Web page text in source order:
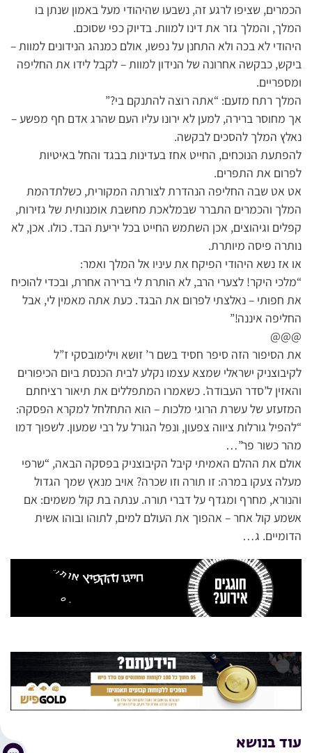
הכמרים, שציפו לרגע זה, נשבעו שהיהודי מעל באמון שנתן בו
המלך, והמלך גזר את דינו למוות. בדיוק כפי שסוכם.
היהודי לא בכה ולא התחנן על נפשו, אולם כמנהג הנידונים למוות –
ביקש, כבקשה אחרונה של הנידון למוות – לקבל לידו את החליפה
ומספריים.
המלך רתח מזעם: “אתה רוצה להתנקם בי?”
אך מחוסר ברירה, למען לא ירונו עליו העם שהרג אדם חף מפשע –
נאלץ המלך להסכים לבקשה.
להפתעת הנוכחים, החייט אחז בעדינות בבגד והחל באיטיות
לפרום את התפרים.
אט אט שבה החליפה הנהדרת לצורתה המקורית, כשלתדהמת
המלך והכמרים התברר שבמלאכת מחשבת אומנותית של גזירות,
קפלים וגיהוצים, אכן השתמש החייט בכל יריעת הבד. כולו. אכן, לא
נותרה פיסה מיותרת.
או אז נשא היהודי הפיקח את עיניו אל המלך ואמר:
“מלכי היקר! לצערי הרב, לא הותרת לי ברירה אחרת, ובכדי להוכיח
את חפותי – נאלצתי לפרום את הבגד. כעת אתה מאמין לי, אבל
החליפה איננה!”
@@@
את הסיפור הזה סיפר חסיד בשם ר’ זושא וילימובסקי ז”ל
לקיבוצניק ישראלי שמצא עצמו נקלע לבית הכנסת ביום הכיפורים
והאזין ל’סדר העבודה’. כשאמרו המתפללים את תיאור רציחתם
המזעזע של עשרת הרוגי מלכות – הוא התחלחל למקרא הפסקה:
“להפיל גורלות ציווה צפעון, ונפל הגורל על רבי שמעון. לשפוך דמו
מהר כשור פר”…
אולם את ההלם האמיתי קיבל הקיבוצניק בפסקה הבאה, “שרפי
מעלה צעקו במרה: זו תורה וזו שכרה? אויב מנאץ שמך הגדול
והנורא, מחרף ומגדף על דברי תורה. ענתה בת קול משמים: אם
אשמע קול אחר – אהפוך את העולם למים, לתוהו ובוהו אשית
הדומיים. ג…
עוד בנושא